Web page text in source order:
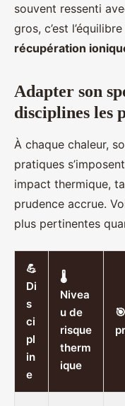
souvent ressenti
gros, c’est
récupération
Adapter son
disciplines les
À chaque chaleur,
pratiques
impact thermique,
prudence accrue.
plus pertinentes
💪
Di
s
ci
pl
in
e
🌡️
Nivea
u de
risque
therm
ique